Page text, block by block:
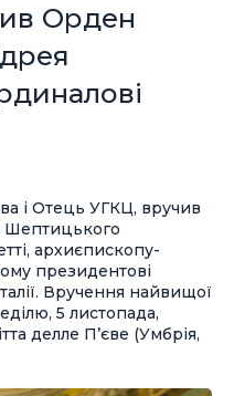
Орден
і Отець УГКЦ, вручив
архиєпископу-
президентові
Вручення найвищої
5 листопада,
делле П’єве (Умбрія,